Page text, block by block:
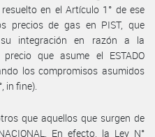
en el Artículo 1° de ese
precios de gas en PIST, que
integración en razón a la
que asume el ESTADO
los compromisos asumidos
in fine).
que aquellos que surgen de
En efecto, la Ley N°